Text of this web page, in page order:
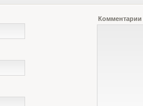
Комментарии